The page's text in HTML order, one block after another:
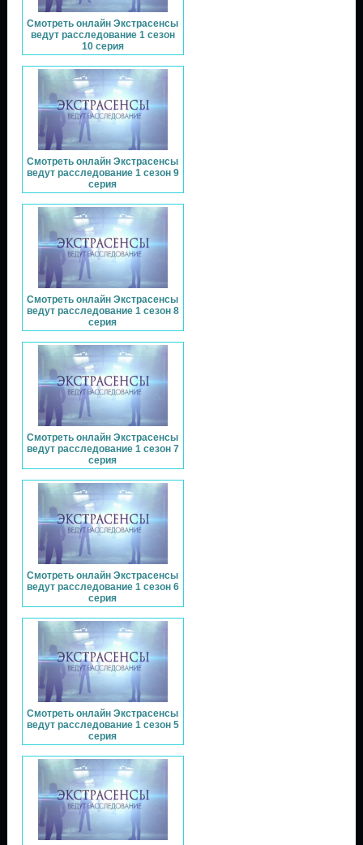
Смотреть онлайн Экстрасенсы
ведут расследование 1 сезон
10 серия
Смотреть онлайн Экстрасенсы
ведут расследование 1 сезон 9
серия
Смотреть онлайн Экстрасенсы
ведут расследование 1 сезон 8
серия
Смотреть онлайн Экстрасенсы
ведут расследование 1 сезон 7
серия
Смотреть онлайн Экстрасенсы
ведут расследование 1 сезон 6
серия
Смотреть онлайн Экстрасенсы
ведут расследование 1 сезон 5
серия